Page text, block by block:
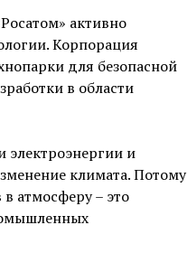
активно
Корпорация
для безопасной
в области
электроэнергии и
климата. Потому
атмосферу – это